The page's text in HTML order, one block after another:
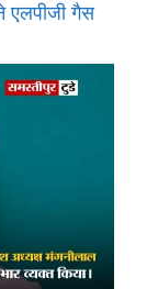
एलपीजी गैस